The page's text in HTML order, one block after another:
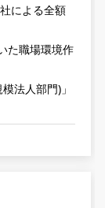
による全額
た職場環境作
法人部門)」